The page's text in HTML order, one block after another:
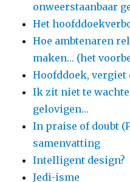
onweerstaanbaar
Het
Hoe ambtenaren
maken… (het
Hoofddoek, vergiet
Ik zit niet te
gelovigen…
In praise of doubt
samenvatting
Intelligent design?
Jedi-isme